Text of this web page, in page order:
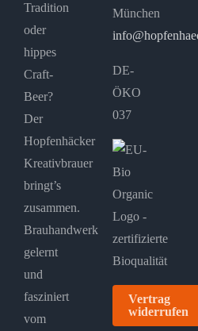
Tradition
oder
hippes
Craft-
Beer?
Der
Hopfenhäcker
Kreativbrauer
bringt’s
zusammen.
Brauhandwerk
gelernt
und
fasziniert
vom
München
DE-
ÖKO
037
Vertrag
widerrufen